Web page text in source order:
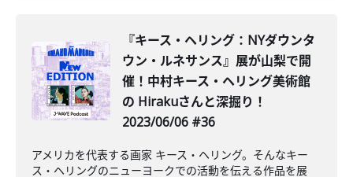
『キース・ヘリング：NYダウンタ
ウン・ルネサンス』展が山梨で開
催！中村キース・ヘリング美術館
の Hirakuさんと深掘り！
2023/06/06 #36
アメリカを代表する画家 キース・ヘリング。そんなキー
ス・ヘリングのニューヨークでの活動を伝える作品を展